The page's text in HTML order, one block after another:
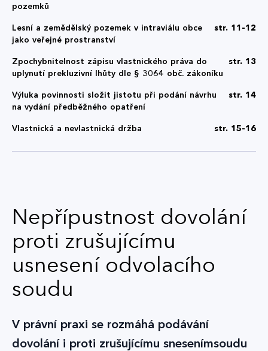
pozemků
Lesní a zemědělský pozemek v intraviálu obce
jako veřejné prostranství
str. 11-12
Zpochybnitelnost zápisu vlastnického práva do
uplynutí prekluzivní lhůty dle § 3064 obč. zákoníku
str. 13
Výluka povinnosti složit jistotu při podání návrhu
na vydání předběžného opatření
str. 14
Vlastnická a nevlastnická držba str. 15-16
Nepřípustnost dovolání
proti zrušujícímu
usnesení odvolacího
soudu
V právní praxi se rozmáhá podávání
dovolání i proti zrušujícímu snesenímsoudu